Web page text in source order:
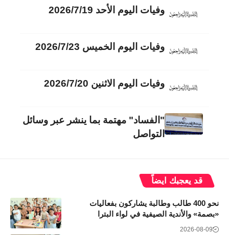
وفيات اليوم الأحد 2026/7/19
وفيات اليوم الخميس 2026/7/23
وفيات اليوم الاثنين 2026/7/20
"الفساد" مهتمة بما ينشر عبر وسائل
التواصل
قد يعجبك ايضاً
نحو 400 طالب وطالبة يشاركون بفعاليات
«بصمة» والأندية الصيفية في لواء البترا
2026-08-09